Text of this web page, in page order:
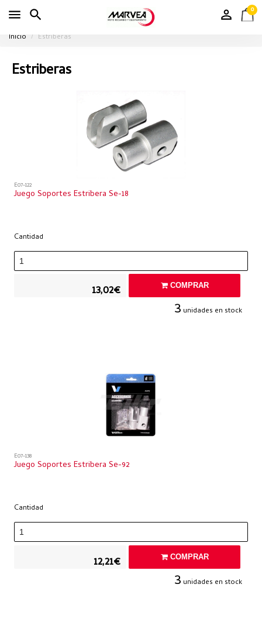
0
Inicio Estriberas
Estriberas
E07-122
Juego Soportes Estribera Se-18
Cantidad
13,02€ COMPRAR
3 unidades en stock
E07-138
Juego Soportes Estribera Se-92
Cantidad
12,21€ COMPRAR
3 unidades en stock